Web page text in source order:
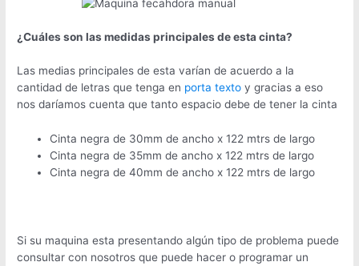
¿Cuáles son las medidas principales de esta cinta?
Las medias principales de esta varían de acuerdo a la
cantidad de letras que tenga en porta texto y gracias a eso
nos daríamos cuenta que tanto espacio debe de tener la cinta
Cinta negra de 30mm de ancho x 122 mtrs de largo
Cinta negra de 35mm de ancho x 122 mtrs de largo
Cinta negra de 40mm de ancho x 122 mtrs de largo
Si su maquina esta presentando algún tipo de problema puede
consultar con nosotros que puede hacer o programar un